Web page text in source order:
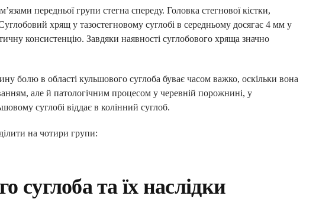
передньої групи стегна спереду. Головка стегнової кістки,
хрящ у тазостегновому суглобі в середньому досягає 4 мм у
консистенцію. Завдяки наявності суглобового хряща значно
болю в області кульшового суглоба буває часом важко, оскільки вона
але й патологічним процесом у черевній порожнині, у
суглобі віддає в колінний суглоб.
на чотири групи:
суглоба та їх наслідки